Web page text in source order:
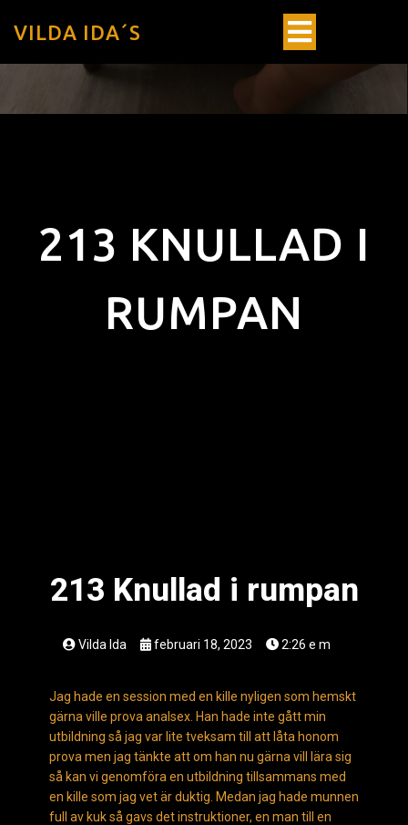
VILDA IDA´S
213 KNULLAD I
RUMPAN
213 Knullad i rumpan
Vilda Ida februari 18, 2023 2:26 e m
Jag hade en session med en kille nyligen som hemskt
gärna ville prova analsex. Han hade inte gått min
utbildning så jag var lite tveksam till att låta honom
prova men jag tänkte att om han nu gärna vill lära sig
så kan vi genomföra en utbildning tillsammans med
en kille som jag vet är duktig. Medan jag hade munnen
full av kuk så gavs det instruktioner, en man till en